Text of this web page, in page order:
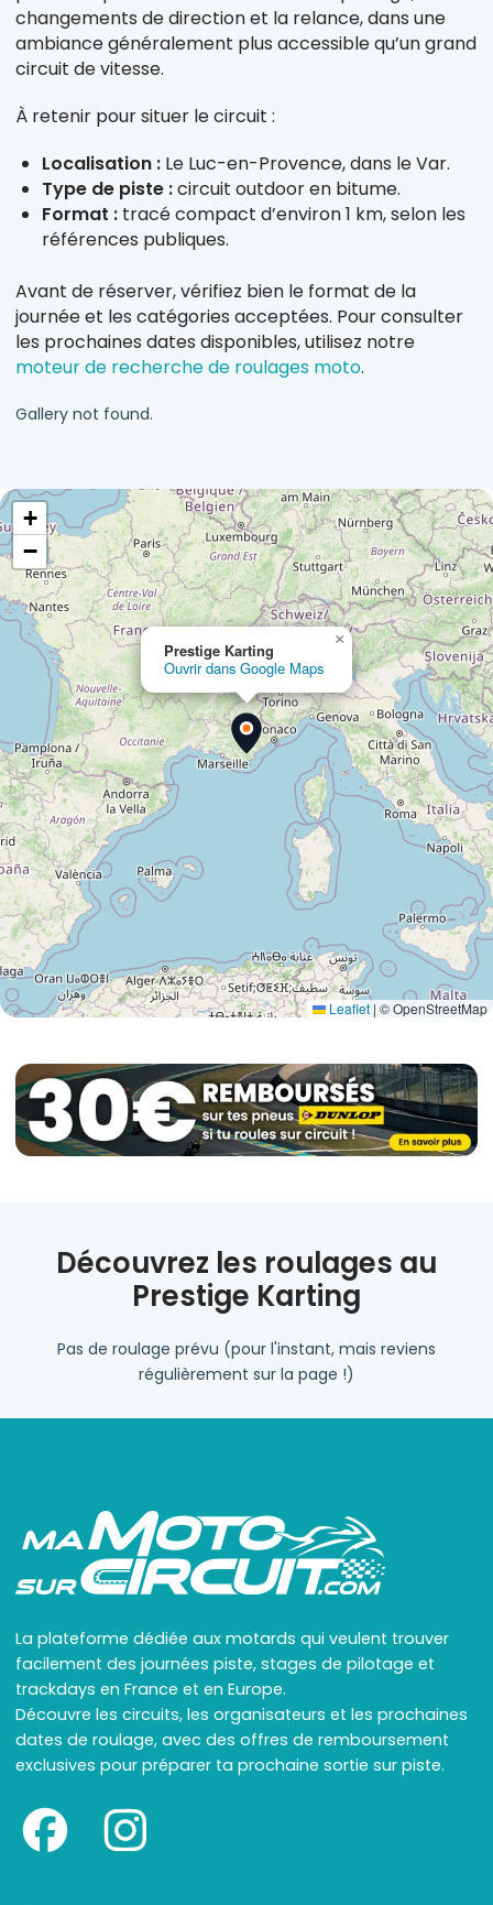
changements de direction et la relance, dans une
ambiance généralement plus accessible qu’un grand
circuit de vitesse.
À retenir pour situer le circuit :
Localisation : Le Luc-en-Provence, dans le Var.
Type de piste :circuit outdoor en bitume.
Format : tracé compact d’environ 1 km, selon les
références publiques.
Avant de réserver, vérifiez bien le format de la
journée et les catégories acceptées. Pour consulter
les prochaines dates disponibles, utilisez notre
moteur de recherche de roulages moto.
Gallery not found.
Prestige Karting
Ouvrir dans Google Maps
×
+
−
Leaflet | © OpenStreetMap
Découvrez les roulages au
Prestige Karting
Pas de roulage prévu (pour l'instant, mais reviens
régulièrement sur la page !)
La plateforme dédiée aux motards qui veulent trouver
facilement des journées piste, stages de pilotage et
trackdays en France et en Europe.
Découvre les circuits, les organisateurs et les prochaines
dates de roulage, avec des offres de remboursement
exclusives pour préparer ta prochaine sortie sur piste.